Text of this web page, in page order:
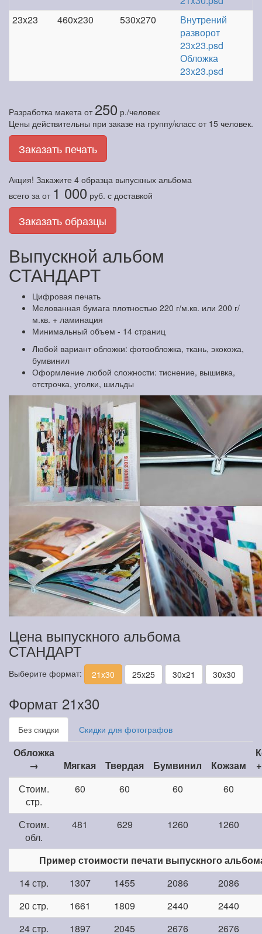
23x23
460x230 530х270
Внутрений
разворот
23x23.psd
Обложка
23x23.psd
Разработка макета от 250 р./человек
Цены действительны при заказе на группу/класс от 15 человек.
Заказать печать
Акция! Закажите 4 образца выпускных альбома
всего за от 1 000 руб. с доставкой
Заказать образцы
Выпускной альбом
СТАНДАРТ
Цифровая печать
Мелованная бумага плотностью 220 г/м.кв. или 200 г/
м.кв. + ламинация
Минимальный объем - 14 страниц
Любой вариант обложки: фотообложка, ткань, экокожа,
бумвинил
Оформление любой сложности: тиснение, вышивка,
отстрочка, уголки, шильды
Цена выпускного альбома
СТАНДАРТ
Выберите формат: 21x30 25x25 30x21 30x30
Формат 21x30
Без скидки Скидки для фотографов
Обложка
→
Мягкая Твердая Бумвинил Кожзам
Стоим.
стр.
60 60 60 60
Стоим.
обл.
481 629 1260 1260
Пример стоимости печати выпускного
14 стр.
1307 1455 2086
2086
20 стр.
1661 1809 2440
2440
24 стр.
1897 2045 2676 2676